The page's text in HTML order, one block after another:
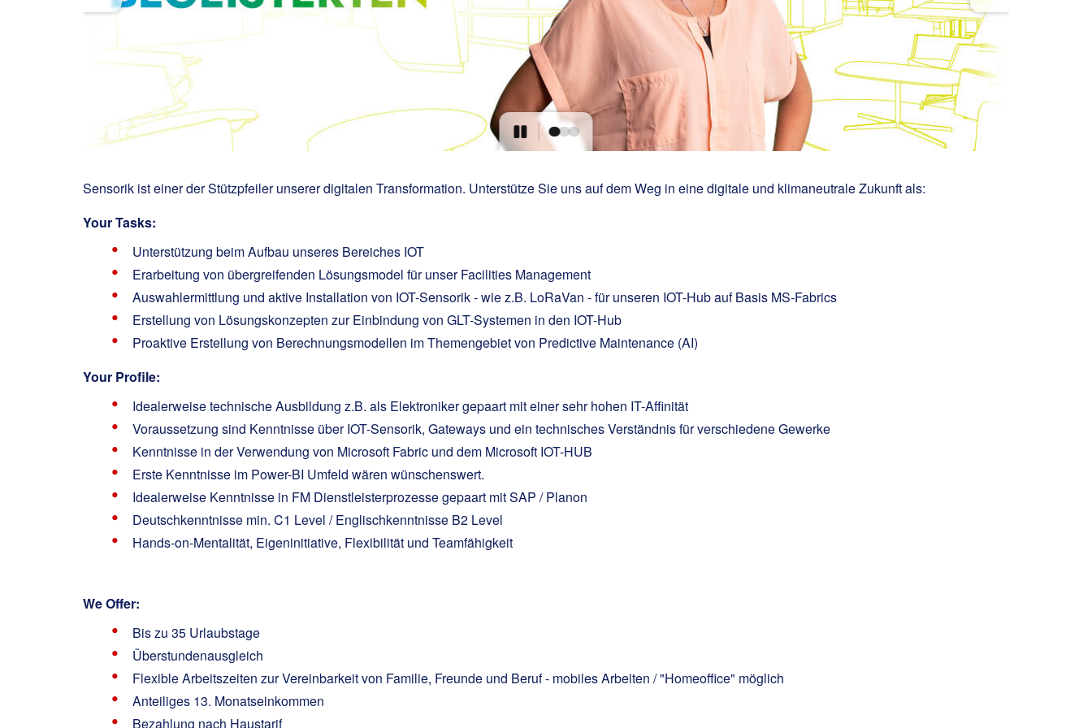
Sensorik ist einer der Stützpfeiler unserer digitalen Transformation. Unterstütze Sie uns auf dem Weg in eine digitale und klimaneutrale Zukunft als:
Your Tasks:
Unterstützung beim Aufbau unseres Bereiches IOT
Erarbeitung von übergreifenden Lösungsmodel für unser Facilities Management
Auswahlermittlung und aktive Installation von IOT-Sensorik - wie z.B. LoRaVan - für unseren IOT-Hub auf Basis MS-Fabrics
Erstellung von Lösungskonzepten zur Einbindung von GLT-Systemen in den IOT-Hub
Proaktive Erstellung von Berechnungsmodellen im Themengebiet von Predictive Maintenance (AI)
Your Profile:
Idealerweise technische Ausbildung z.B. als Elektroniker gepaart mit einer sehr hohen IT-Affinität
Voraussetzung sind Kenntnisse über IOT-Sensorik, Gateways und ein technisches Verständnis für verschiedene Gewerke
Kenntnisse in der Verwendung von Microsoft Fabric und dem Microsoft IOT-HUB
Erste Kenntnisse im Power-BI Umfeld wären wünschenswert.
Idealerweise Kenntnisse in FM Dienstleisterprozesse gepaart mit SAP / Planon
Deutschkenntnisse min. C1 Level / Englischkenntnisse B2 Level
Hands-on-Mentalität, Eigeninitiative, Flexibilität und Teamfähigkeit
We Offer:
Bis zu 35 Urlaubstage
Überstundenausgleich
Flexible Arbeitszeiten zur Vereinbarkeit von Familie, Freunde und Beruf - mobiles Arbeiten / "Homeoffice" möglich
Anteiliges 13. Monatseinkommen
Bezahlung nach Haustarif